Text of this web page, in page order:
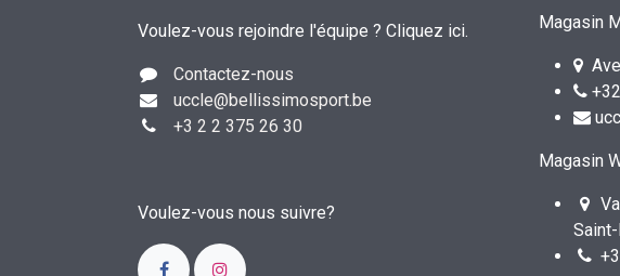
Magasin
Magasin
Voulez-vous rejoindre l'équipe ? Cliquez ici.
Contactez-nous
uccle@bellissimosport.be
+3 2 2 375 26 30
Voulez-vous nous suivre?